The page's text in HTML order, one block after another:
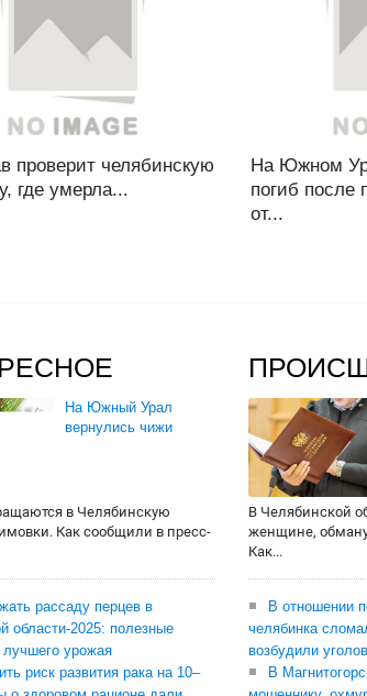
проверит челябинскую
где умерла...
На Южном
погиб после
от...
На Южный Урал
вернулись чижи
в Челябинскую
Как сообщили в пресс-
рассаду перцев в
области-2025: полезные
урожая
риск развития рака на 10–
В Челябинской
женщине,
Как...
В отношении
челябинка
возбудили
В